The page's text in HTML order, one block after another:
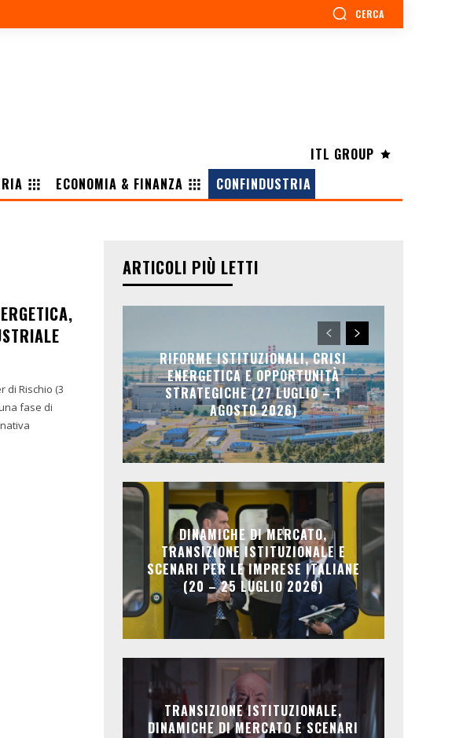
CERCA
ITL GROUP
ECONOMIA & FINANZA CONFINDUSTRIA
ARTICOLI PIÙ LETTI
RIFORME ISTITUZIONALI, CRISI
ENERGETICA E OPPORTUNITÀ
STRATEGICHE (27 LUGLIO – 1
AGOSTO 2026)
DINAMICHE DI MERCATO,
TRANSIZIONE ISTITUZIONALE E
SCENARI PER LE IMPRESE ITALIANE
(20 – 25 LUGLIO 2026)
TRANSIZIONE ISTITUZIONALE,
DINAMICHE DI MERCATO E SCENARI